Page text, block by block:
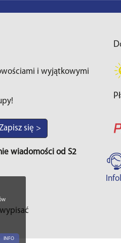
i wyjątkowymi
się >
wiadomości od S2
INFO